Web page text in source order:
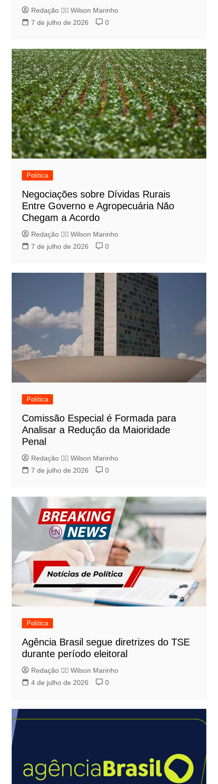
Redação 👨‍⚖️​ Wilson Marinho
7 de julho de 2026
0
Política
Negociações sobre Dívidas Rurais
Entre Governo e Agropecuária Não
Chegam a Acordo
Redação 👨‍⚖️​ Wilson Marinho
7 de julho de 2026
0
Política
Comissão Especial é Formada para
Analisar a Redução da Maioridade
Penal
Redação 👨‍⚖️​ Wilson Marinho
7 de julho de 2026
0
Política
Agência Brasil segue diretrizes do TSE
durante período eleitoral
Redação 👨‍⚖️​ Wilson Marinho
4 de julho de 2026
0